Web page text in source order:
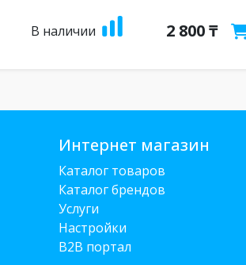
В наличии 2 800 ₸
Интернет магазин
Каталог товаров
Каталог брендов
Услуги
Настройки
B2B портал